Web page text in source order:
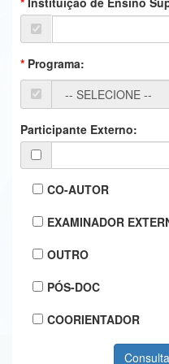
Ministério da Ciência, Tecnologia,
Ministério do Turismo
Controladoria-Geral da União
Ministério da Mulher, da Família e dos
Secretaria-Geral
Secretaria de Governo
Gabinete de Segurança Institucional
Advocacia-Geral da União
Programa:
Participante Externo:
CO-AUTOR
EXAMINADOR
OUTRO
PÓS-DOC
COORIENTADOR